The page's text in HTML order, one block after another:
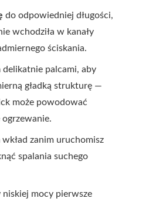
do odpowiedniej długości,
wchodziła w kanały
ściskania.
delikatnie palcami, aby
gładką strukturę —
może powodować
wkład zanim uruchomisz
spalania suchego
niskiej mocy pierwsze